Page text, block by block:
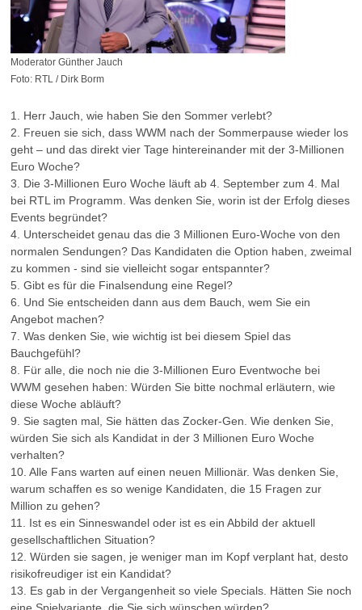
Moderator Günther Jauch
Foto: RTL / Dirk Borm
1. Herr Jauch, wie haben Sie den Sommer verlebt?
2. Freuen sie sich, dass WWM nach der Sommerpause wieder los
geht – und das direkt vier Tage hintereinander mit der 3-Millionen
Euro Woche?
3. Die 3-Millionen Euro Woche läuft ab 4. September zum 4. Mal
bei RTL im Programm. Was denken Sie, worin ist der Erfolg dieses
Events begründet?
4. Unterscheidet genau das die 3 Millionen Euro-Woche von den
normalen Sendungen? Das Kandidaten die Option haben, zweimal
zu kommen - sind sie vielleicht sogar entspannter?
5. Gibt es für die Finalsendung eine Regel?
6. Und Sie entscheiden dann aus dem Bauch, wem Sie ein
Angebot machen?
7. Was denken Sie, wie wichtig ist bei diesem Spiel das
Bauchgefühl?
8. Für alle, die noch nie die 3-Millionen Euro Eventwoche bei
WWM gesehen haben: Würden Sie bitte nochmal erläutern, wie
diese Woche abläuft?
9. Sie sagten mal, Sie hätten das Zocker-Gen. Wie denken Sie,
würden Sie sich als Kandidat in der 3 Millionen Euro Woche
verhalten?
10. Alle Fans warten auf einen neuen Millionär. Was denken Sie,
warum schaffen es so wenige Kandidaten, die 15 Fragen zur
Million zu gehen?
11. Ist es ein Sinneswandel oder ist es ein Abbild der aktuell
gesellschaftlichen Situation?
12. Würden sie sagen, je weniger man im Kopf verplant hat, desto
risikofreudiger ist ein Kandidat?
13. Es gab in der Vergangenheit so viele Specials. Hätten Sie noch